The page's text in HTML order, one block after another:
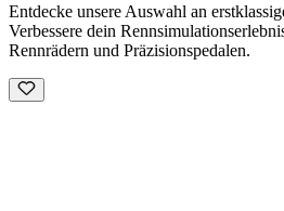
Entdecke unsere Auswahl an
Verbessere dein
Rennrädern und Präzisionspedalen.